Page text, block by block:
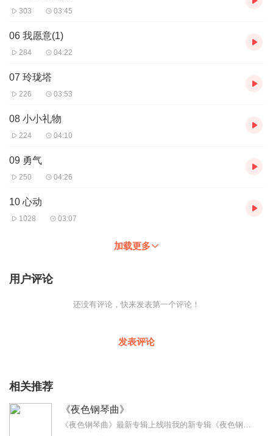
303 03:45
06 我愿意(1)
284 04:22
07 玲珑塔
226 03:53
08 小小礼物
224 04:10
09 勇气
250 04:26
10 心动
1028 03:07
加载更多
用户评论
还没有评论，快来发表第一个评论！
发表评论
相关推荐
《夜色钢琴曲》
《夜色钢琴曲》最新专辑上线啦我的新专辑《夜色钢琴曲最新专辑》（点击跳转）已经上线，新专辑是《夜色钢琴曲》的升级版，我精选了诸多经典原创作品与大家分享，愿未来...